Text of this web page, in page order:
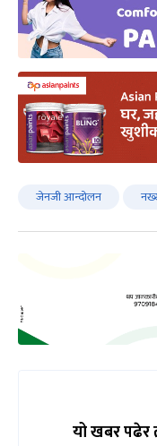
जेनजी आन्दोलन
यो खबर पढेर